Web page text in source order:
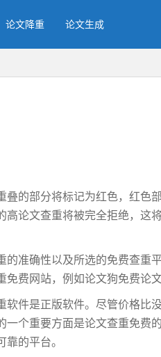
论文降重 论文生成
的部分将标记为红色，红色
论文查重将被完全拒绝，这
准确性以及所选的免费查重
费网站，例如论文狗免费论
件是正版软件。尽管价格比
个重要方面是论文查重免费
的平台。